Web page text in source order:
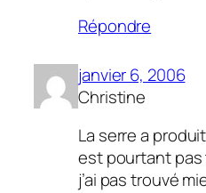
Répondre
janvier 6, 2006
Christine
La serre a
est pourtant pas
j’ai pas trouvé